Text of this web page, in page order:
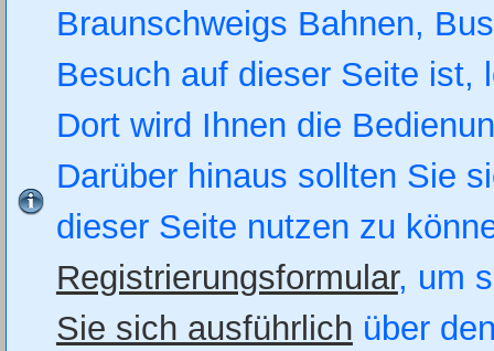
Braunschweigs Bahnen,
Besuch auf dieser Seite
Dort wird Ihnen die
Darüber hinaus sollten Sie
dieser Seite nutzen zu
Registrierungsformular, um
Sie sich ausführlich über